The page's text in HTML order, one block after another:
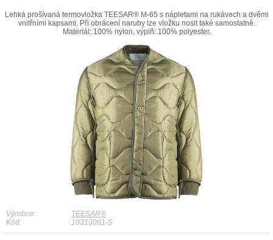
Lehká prošívaná termovložka TEESAR® M-65 s nápletami na rukávech a dvěmi
vnitřními kapsami. Při obrácení naruby lze vložku nosit také samostatně.
Materiál: 100% nylon, výplň: 100% polyester.
Výrobce:
TEESAR®
Kód:
10313001-S